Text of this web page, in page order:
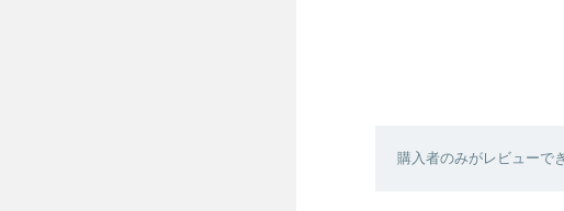
購入者のみがレビューで